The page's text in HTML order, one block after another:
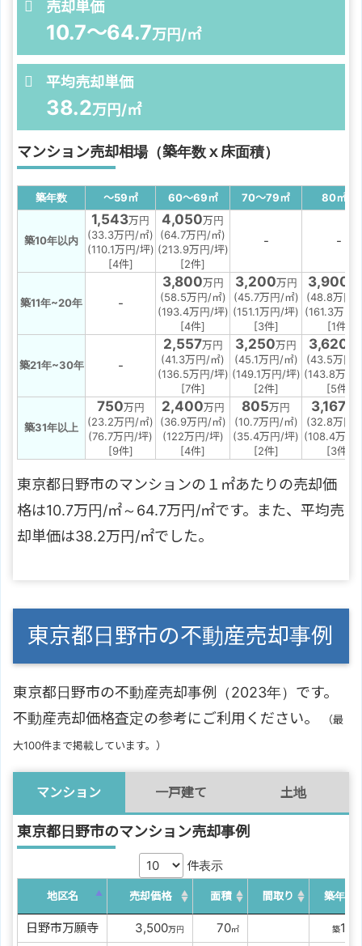
売却単価
10.7～64.7万円/㎡
平均売却単価
38.2万円/㎡
マンション売却相場（築年数ｘ床面積）
築年数 ～59㎡ 60～69㎡ 70～79㎡ 80㎡
築10年以内
1,543万円
(33.3万円/㎡)
(110.1万円/坪)
[4件]
4,050万円
(64.7万円/㎡)
(213.9万円/坪)
[2件]
- -
築11年~20年 -
3,800万円
(58.5万円/㎡)
(193.4万円/坪)
[4件]
3,200万円
(45.7万円/㎡)
(151.1万円/坪)
[3件]
3,900
(48.8万円/
(161.3万円/
[1件]
築21年~30年 -
2,557万円
(41.3万円/㎡)
(136.5万円/坪)
[7件]
3,250万円
(45.1万円/㎡)
(149.1万円/坪)
[2件]
3,620
(43.5万円/
(143.8万円
[5件]
築31年以上
750万円
(23.2万円/㎡)
(76.7万円/坪)
[9件]
2,400万円
(36.9万円/㎡)
(122万円/坪)
[4件]
805万円
(10.7万円/㎡)
(35.4万円/坪)
[2件]
3,167
(32.8万円/
(108.4万円
[3件]
東京都日野市のマンションの１㎡あたりの売却価
格は10.7万円/㎡～64.7万円/㎡です。また、平均売
却単価は38.2万円/㎡でした。
東京都日野市の不動産売却事例
東京都日野市の不動産売却事例（2023年）です。
不動産売却価格査定の参考にご利用ください。
（最
大100件まで掲載しています。）
マンション 一戸建て 土地
東京都日野市のマンション売却事例
件表示
地区名 売却価格 面積 間取り 築年数
日野市万願寺 3,500万円 70㎡ 築13